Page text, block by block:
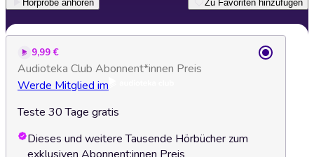
Hörprobe anhören Zu Favoriten hinzufügen
9,99 €
Audioteka Club Abonnent*innen Preis
Werde Mitglied im
Teste 30 Tage gratis
Dieses und weitere Tausende Hörbücher zum